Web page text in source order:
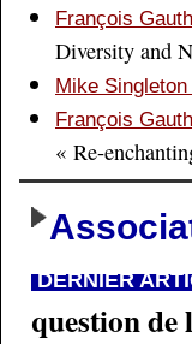
François
Diversity and
Mike Singleton
François
« Re-
DERNIER
question de